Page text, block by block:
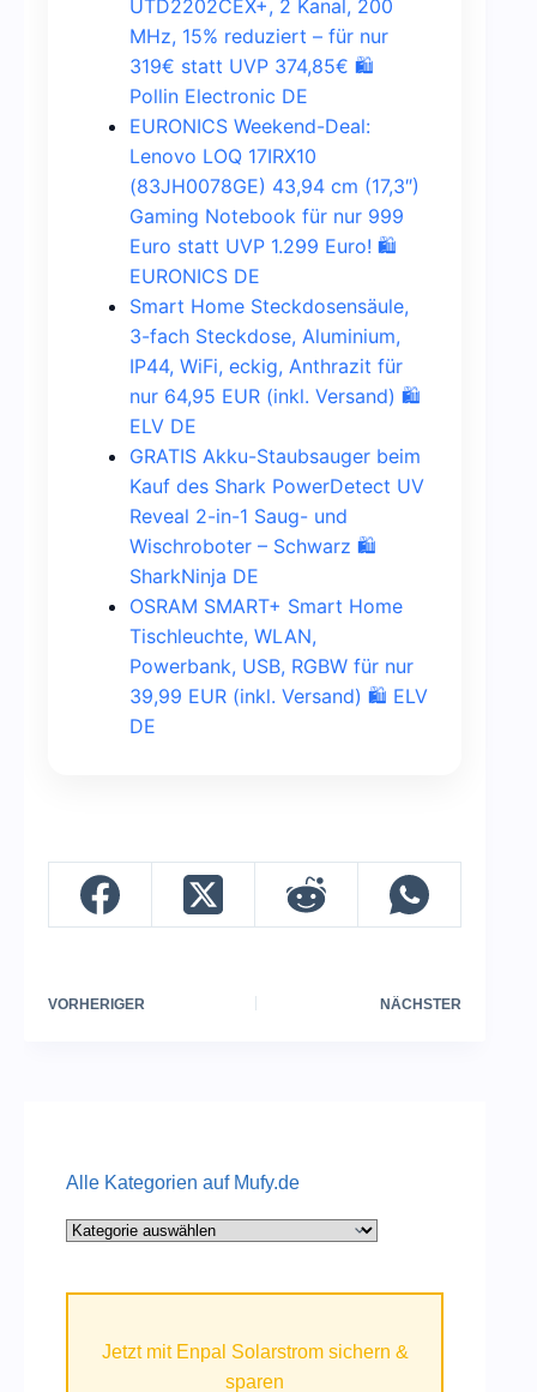
UTD2202CEX+, 2 Kanal, 200
MHz, 15% reduziert – für nur
319€ statt UVP 374,85€ 🛍️
Pollin Electronic DE
EURONICS Weekend-Deal:
Lenovo LOQ 17IRX10
(83JH0078GE) 43,94 cm (17,3″)
Gaming Notebook für nur 999
Euro statt UVP 1.299 Euro! 🛍️
EURONICS DE
Smart Home Steckdosensäule,
3-fach Steckdose, Aluminium,
IP44, WiFi, eckig, Anthrazit für
nur 64,95 EUR (inkl. Versand) 🛍️
ELV DE
GRATIS Akku-Staubsauger beim
Kauf des Shark PowerDetect UV
Reveal 2-in-1 Saug- und
Wischroboter – Schwarz 🛍️
SharkNinja DE
OSRAM SMART+ Smart Home
Tischleuchte, WLAN,
Powerbank, USB, RGBW für nur
39,99 EUR (inkl. Versand) 🛍️ ELV
DE
VORHERIGER NÄCHSTER
Alle Kategorien auf Mufy.de
Alle
Jetzt mit Enpal Solarstrom sichern &
sparen